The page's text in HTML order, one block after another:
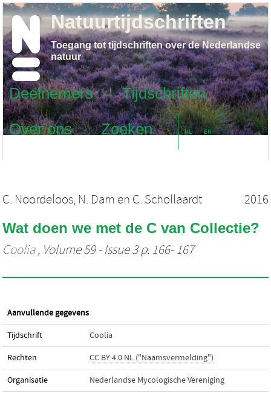
Deelnemers
Tijdschriften
Over ons
Zoeken NL EN
Natuurtijdschriften
Toegang tot tijdschriften over de Nederlandse
natuur
C. Noordeloos, N. Dam en C. Schollaardt 2016
Wat doen we met de C van Collectie?
Coolia, Volume 59 - Issue 3 p. 166- 167
Aanvullende gegevens
Tijdschrift Coolia
Rechten CC BY 4.0 NL ("Naamsvermelding")
Organisatie Nederlandse Mycologische Vereniging